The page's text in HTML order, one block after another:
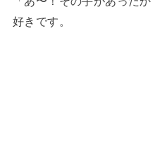
好きです。